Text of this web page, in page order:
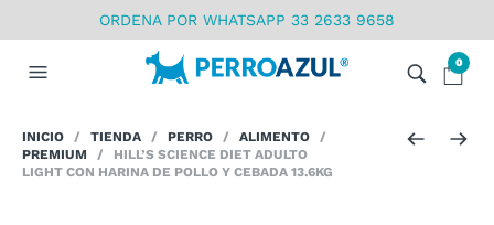
ORDENA POR WHATSAPP 33 2633 9658
0
INICIO / TIENDA / PERRO / ALIMENTO /
PREMIUM / HILL’S SCIENCE DIET ADULTO
LIGHT CON HARINA DE POLLO Y CEBADA 13.6KG